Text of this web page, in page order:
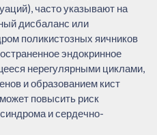
часто указывают на
дисбаланс или
поликистозных яичников
эндокринное
нерегулярными циклами,
и образованием кист
повысить риск
и сердечно-